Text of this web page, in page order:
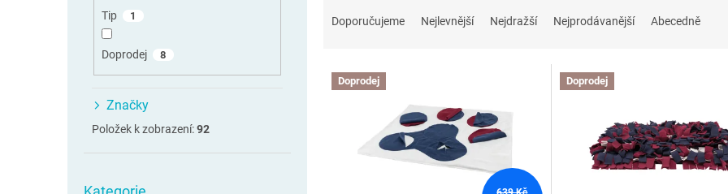
Tip 1
Doprodej 8
Značky
Položek k zobrazení:92
kategorie
Doporučujeme Nejlevnější Nejdražší Nejprodávanější Abecedně
V Doprodej Doprodej